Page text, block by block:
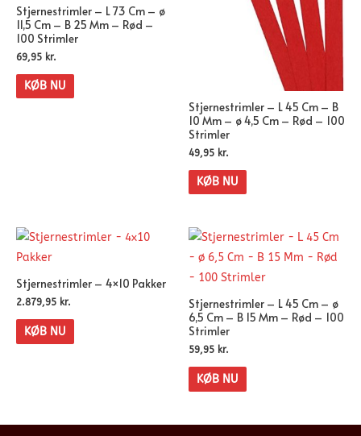
Stjernestrimler – L 73 Cm – ø
11,5 Cm – B 25 Mm – Rød –
100 Strimler
69,95 kr.
KØB NU
Stjernestrimler – L 45 Cm – B
10 Mm – ø 4,5 Cm – Rød – 100
Strimler
49,95 kr.
KØB NU
Stjernestrimler – 4×10 Pakker
2.879,95 kr.
KØB NU
Stjernestrimler – L 45 Cm – ø
6,5 Cm – B 15 Mm – Rød – 100
Strimler
59,95 kr.
KØB NU